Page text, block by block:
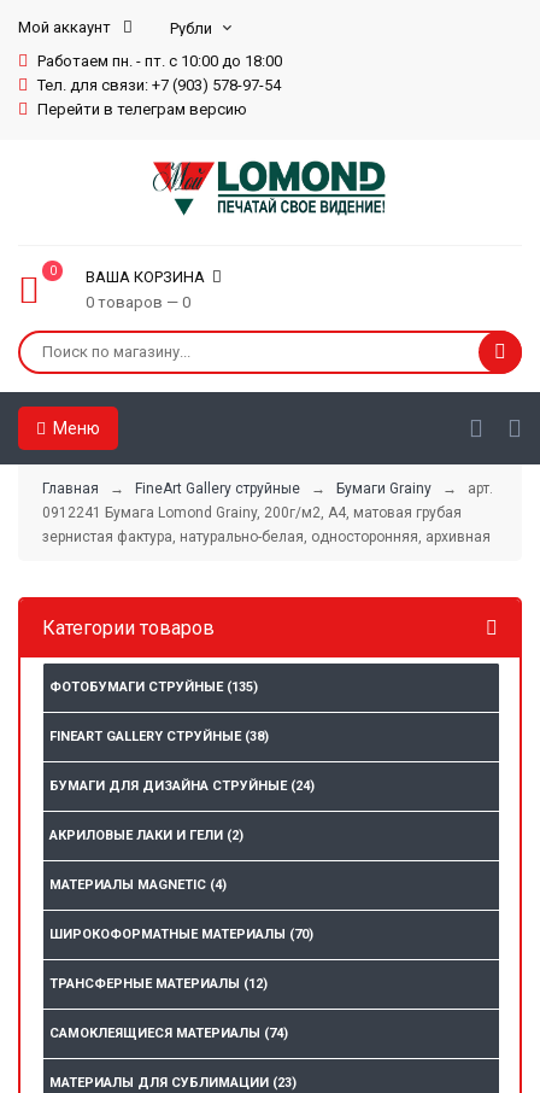
Мой аккаунт
Работаем пн. - пт. с 10:00 до 18:00
Тел. для связи: +7 (903) 578-97-54
Перейти в телеграм версию
0
ВАША КОРЗИНА
0 товаров — 0
Меню
Главная → FineArt Gallery струйные → Бумаги Grainy
→ арт.
0912241 Бумага Lomond Grainy, 200г/м2, А4, матовая грубая
зернистая фактура, натурально-белая, односторонняя, архивная
Категории товаров
ФОТОБУМАГИ СТРУЙНЫЕ (135)
FINEART GALLERY СТРУЙНЫЕ (38)
БУМАГИ ДЛЯ ДИЗАЙНА СТРУЙНЫЕ (24)
АКРИЛОВЫЕ ЛАКИ И ГЕЛИ (2)
МАТЕРИАЛЫ MAGNETIC (4)
ШИРОКОФОРМАТНЫЕ МАТЕРИАЛЫ (70)
ТРАНСФЕРНЫЕ МАТЕРИАЛЫ (12)
САМОКЛЕЯЩИЕСЯ МАТЕРИАЛЫ (74)
МАТЕРИАЛЫ ДЛЯ СУБЛИМАЦИИ (23)